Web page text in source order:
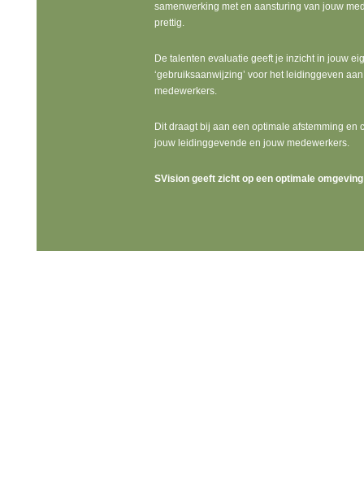
samenwerking met en aansturing van jouw
prettig.
De talenten evaluatie geeft je inzicht in jouw
‘gebruiksaanwijzing’ voor het leidinggeven
medewerkers.
Dit draagt bij aan een optimale afstemming en
jouw leidinggevende en jouw medewerkers.
SVision geeft zicht op een optimale